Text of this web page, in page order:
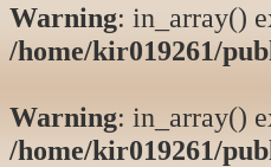
Warning: in_array()
/home/kir019261/
Warning: in_array()
/home/kir019261/